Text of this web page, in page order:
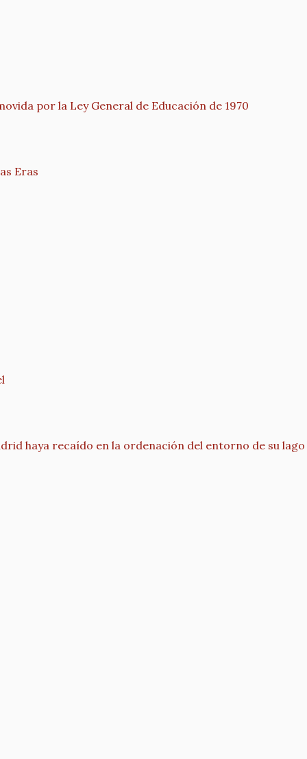
por la Ley General de Educación de 1970
Eras
haya recaído en la ordenación del entorno de su lago